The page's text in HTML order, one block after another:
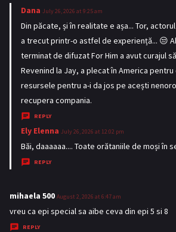
Dana s
a
y
s
:
July 26, 2026 at 9:25 am
Din păcate, și în realitate e așa... Tor,
a trecut printr-o astfel de experiență... 😒
terminat de difuzat For Him a avut curajul
Revenind la Jay, a plecat în America
resursele pentru a-i da jos pe acești
recupera compania.
REPLY
Ely Elenna s
a
July 26, 2026 at 12:02 pm
Băi, daaaaaa.... Toate orătaniile de moși în
REPLY
mihaela 500s
a
August 2, 2026 at 6:47 am
vreu ca epi special sa aibe ceva din epi 5 si 8
REPLY